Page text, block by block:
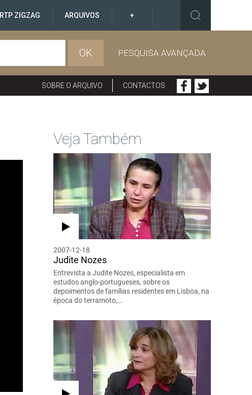
RTP ZIGZAG ARQUIVOS +
OK PESQUISA AVANÇADA
SOBRE O ARQUIVO CONTACTOS
Veja Também
2007-12-18
Judite Nozes
Entrevista a Judite Nozes, especialista em
estudos anglo-portugueses, sobre os
depoimentos de famílias residentes em Lisboa, na
época do terramoto,…